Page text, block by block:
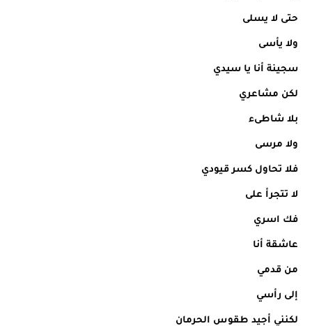
حتى لا يسلى
ولا يأسى
سجينة أنا يا سيدي
لكن مشاعري
بلا شاطىء
ولا مرسى
فلا تحاول كسر قيودي
لا تتجرأ على
فك اسري
عاشقة أنا
من قدمي
إلى رأسي
لكنني أجيد طقوس الحرمان